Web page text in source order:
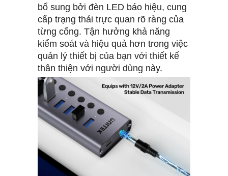
bổ sung bởi đèn LED báo hiệu, cung
cấp trạng thái trực quan rõ ràng của
từng cổng. Tận hưởng khả năng
kiểm soát và hiệu quả hơn trong việc
quản lý thiết bị của bạn với thiết kế
thân thiện với người dùng này.